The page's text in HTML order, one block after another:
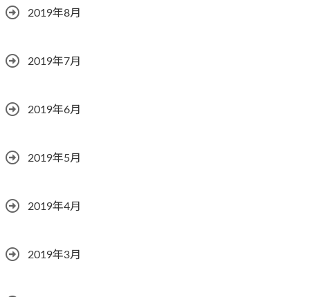
2019年8月
2019年7月
2019年6月
2019年5月
2019年4月
2019年3月